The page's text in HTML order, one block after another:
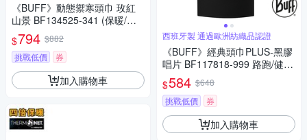
《BUFF》動態禦寒頭巾 玫紅
山景 BF134525-341 (保暖/防
曬/單車/秋冬/寒流)
$794 $882
挑戰低價
券
加入購物車
西班牙製 通過歐洲紡織品認證
《BUFF》經典頭巾PLUS-黑膠
唱片 BF117818-999 路跑/健
行/單車/爬山/吸濕排汗
$584 $648
挑戰低價
券
加入購物車